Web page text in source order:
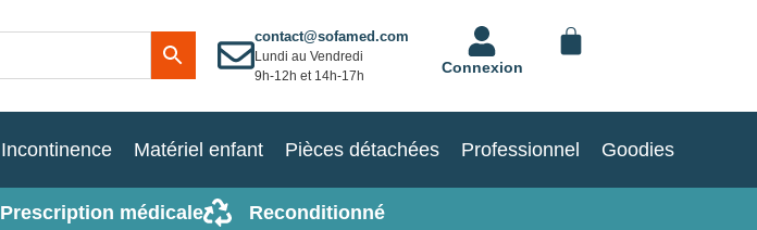
contact@sofamed.com
Lundi au Vendredi
9h-12h et 14h-17h
Connexion
Incontinence Matériel enfant Pièces détachées Professionnel Goodies
Prescription médicale Reconditionné